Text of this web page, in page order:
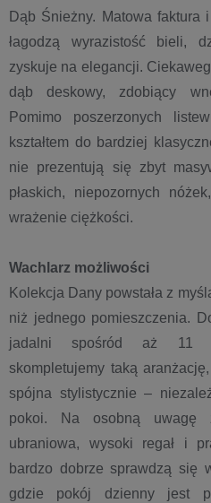
Dąb Śnieżny. Matowa faktura
łagodzą wyrazistość bieli,
zyskuje na elegancji.
dąb deskowy, zdobiący
Pomimo poszerzonych
kształtem do bardziej
nie prezentują się zbyt
płaskich, niepozornych
wrażenie ciężkości.
Wachlarz możliwości
Kolekcja Dany powstała z
niż jednego pomieszczenia.
jadalni spośród aż 11
skompletujemy taką
spójna stylistycznie –
pokoi. Na osobną uwagę
ubraniowa, wysoki regał i
bardzo dobrze sprawdzą się
gdzie pokój dzienny jest